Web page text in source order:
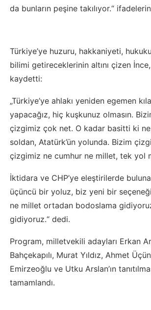
da bunların peşine takılıyor.“
Türkiye’ye huzuru, hakkaniyeti,
bilimi getireceklerinin altını çizen İnce,
kaydetti:
„Türkiye’ye ahlakı yeniden egemen
yapacağız, hiç kuşkunuz olmasın.
çizgimiz çok net. O kadar basitti ki
soldan, Atatürk’ün yolunda. Bizim
çizgimiz ne cumhur ne millet, tek yol
İktidara ve CHP’ye eleştirilerde
üçüncü bir yoluz, biz yeni bir
ne millet ortadan bodoslama
gidiyoruz.“ dedi.
Program, milletvekili adayları Erkan
Bahçekapılı, Murat Yıldız, Ahmet
Emirzeoğlu ve Utku Arslan’ın
tamamlandı.